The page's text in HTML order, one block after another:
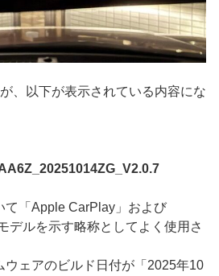
、以下が表示されている内容にな
て「Apple CarPlay」および
デルを示す略称としてよく使用さ
ウェアのビルド日付が「2025年10